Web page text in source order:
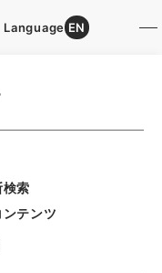
Language EN
索
テンツ
書館HP利用案内